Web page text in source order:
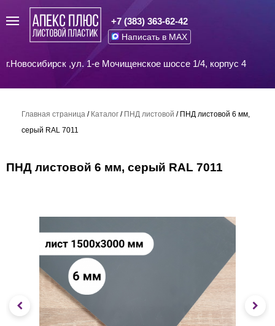
+7 (383) 363-62-42
Написать в MAX
г.Новосибирск ,ул. 1-е Мочищенское шоссе 1/4, корпус 4
Главная страница / Каталог / ПНД листовой / ПНД листовой 6 мм,
серый RAL 7011
ПНД листовой 6 мм, серый RAL 7011